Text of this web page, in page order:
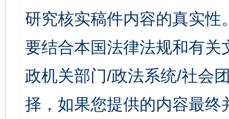
研究核实稿件内容的真实
要结合本国法律法规和有关
政机关部门/政法系统/社会
择，如果您提供的内容最